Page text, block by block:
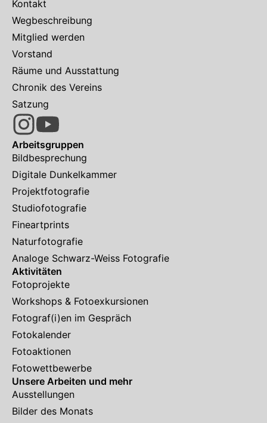
Kontakt
Wegbeschreibung
Mitglied werden
Vorstand
Räume und Ausstattung
Chronik des Vereins
Satzung
Arbeitsgruppen
Bildbesprechung
Digitale Dunkelkammer
Projektfotografie
Studiofotografie
Fineartprints
Naturfotografie
Analoge Schwarz-Weiss Fotografie
Aktivitäten
Fotoprojekte
Workshops & Fotoexkursionen
Fotograf(i)en im Gespräch
Fotokalender
Fotoaktionen
Fotowettbewerbe
Unsere Arbeiten und mehr
Ausstellungen
Bilder des Monats